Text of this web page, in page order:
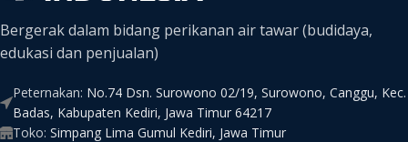
Bergerak dalam bidang perikanan air tawar (budidaya,
edukasi dan penjualan)
Peternakan: No.74 Dsn. Surowono 02/19, Surowono, Canggu, Kec.
Badas, Kabupaten Kediri, Jawa Timur 64217
Toko: Simpang Lima Gumul Kediri, Jawa Timur